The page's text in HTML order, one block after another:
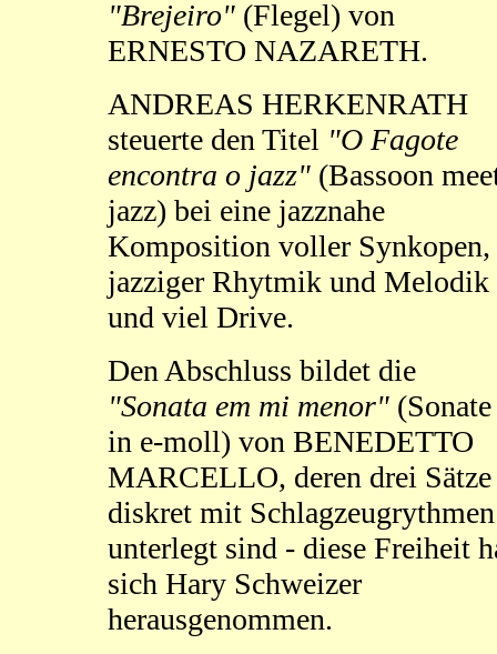
"Brejeiro"(Flegel) von
ERNESTO NAZARETH.
ANDREAS HERKENRATH
steuerte den Titel "O Fagote
encontra o jazz"(Bassoon
jazz) bei eine jazznahe
Komposition voller Synkopen,
jazziger Rhytmik und Melodik
und viel Drive.
Den Abschluss bildet die
"Sonata em mi menor" (Sonate
in e-moll) von BENEDETTO
MARCELLO, deren drei Sätze
diskret mit Schlagzeugrythmen
unterlegt sind - diese Freiheit
sich Hary Schweizer
herausgenommen.